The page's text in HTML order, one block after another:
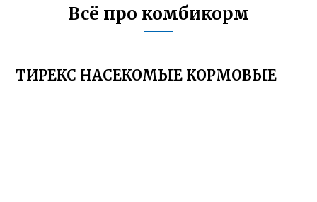
Всё про комбикорм
ТИРЕКС НАСЕКОМЫЕ КОРМОВЫЕ